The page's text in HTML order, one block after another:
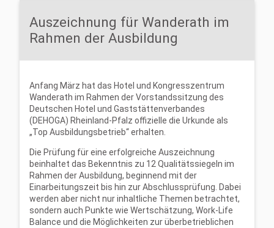
Auszeichnung für Wanderath im
Rahmen der Ausbildung
Anfang März hat das Hotel und Kongresszentrum
Wanderath im Rahmen der Vorstandssitzung des
Deutschen Hotel und Gaststättenverbandes
(DEHOGA) Rheinland-Pfalz offizielle die Urkunde als
„Top Ausbildungsbetrieb“ erhalten.
Die Prüfung für eine erfolgreiche Auszeichnung
beinhaltet das Bekenntnis zu 12 Qualitätssiegeln im
Rahmen der Ausbildung, beginnend mit der
Einarbeitungszeit bis hin zur Abschlussprüfung. Dabei
werden aber nicht nur inhaltliche Themen betrachtet,
sondern auch Punkte wie Wertschätzung, Work-Life
Balance und die Möglichkeiten zur überbetrieblichen